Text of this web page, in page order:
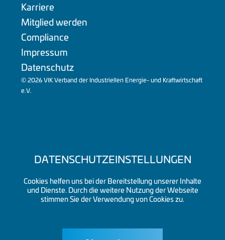
Karriere
Mitglied werden
Compliance
Impressum
Datenschutz
© 2026 VIK Verband der Industriellen Energie- und Kraftwirtschaft
e.V.
DATENSCHUTZEINSTELLUNGEN
Cookies helfen uns bei der Bereitstellung unserer Inhalte
und Dienste. Durch die weitere Nutzung der Webseite
stimmen Sie der Verwendung von Cookies zu.